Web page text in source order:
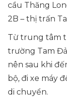
cầu Thăng
2B – thị trấn
Từ trung tâm
trường Tam
nên sau khi
bộ, đi xe máy
di chuyển.